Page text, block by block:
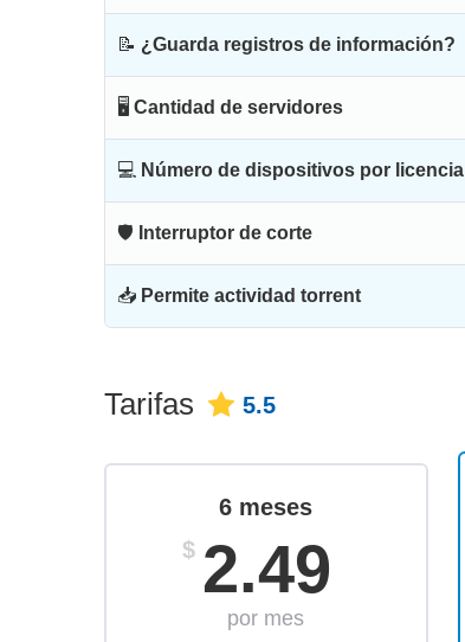
📝 ¿Guarda registros de información?
🖥 Cantidad de servidores
💻 Número de dispositivos por licencia
🛡 Interruptor de corte
📥 Permite actividad torrent
Tarifas 5.5
6 meses
$ 2.49
por mes